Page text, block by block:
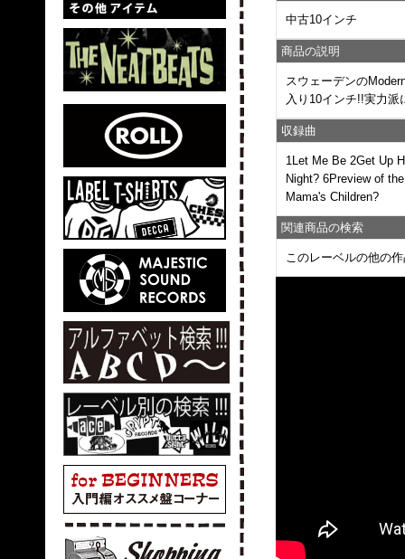
中古10インチ
商品の説明
スウェーデンの
入り10インチ!!実力
収録曲
1Let Me Be 2Get Up
Night? 6Preview of
Mama's Children?
関連商品の検索
このレーベルの他の